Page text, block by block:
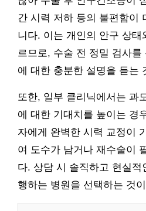
간 시력 저하 등의 불편함이
니다. 이는 개인의 안구 상
르므로, 수술 전 정밀 검사를
에 대한 충분한 설명을 듣는
또한, 일부 클리닉에서는 과
에 대한 기대치를 높이는 경
자에게 완벽한 시력 교정이
여 도수가 남거나 재수술이
다. 상담 시 솔직하고 현실적
행하는 병원을 선택하는 것